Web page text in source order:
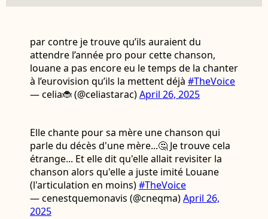
par contre je trouve qu’ils auraient du
attendre l’année pro pour cette chanson,
louane a pas encore eu le temps de la chanter
à l’eurovision qu’ils la mettent déjà #TheVoice
— celia🐞 (@celiastarac)April 26, 2025
Elle chante pour sa mère une chanson qui
parle du décès d'une mère...🤔 Je trouve cela
étrange... Et elle dit qu'elle allait revisiter la
chanson alors qu'elle a juste imité Louane
(l'articulation en moins)#TheVoice
— cenestquemonavis (@cneqma)April 26,
2025